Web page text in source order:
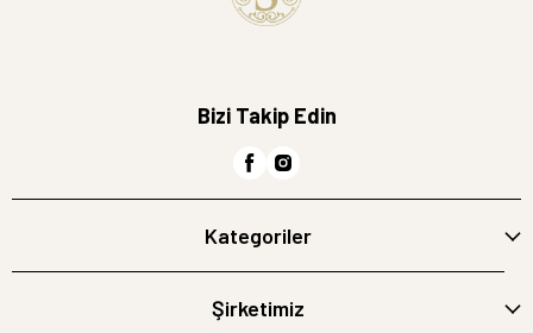
Bizi Takip Edin
Kategoriler
Şirketimiz